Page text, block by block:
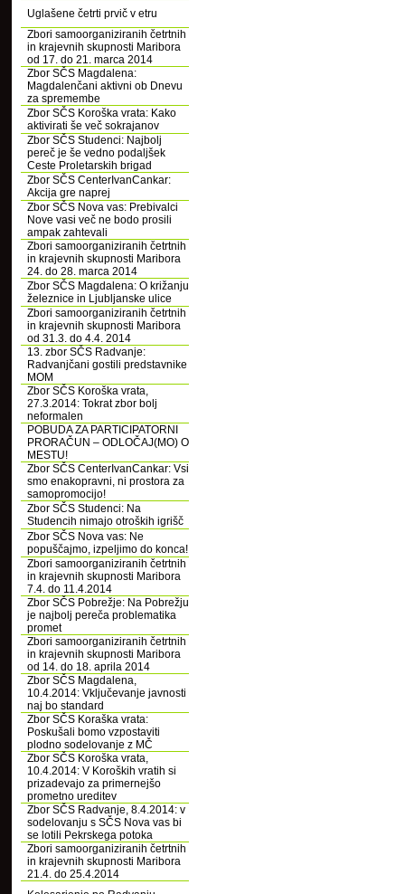
Uglašene četrti prvič v etru
Zbori samoorganiziranih četrtnih
in krajevnih skupnosti Maribora
od 17. do 21. marca 2014
Zbor SČS Magdalena:
Magdalenčani aktivni ob Dnevu
za spremembe
Zbor SČS Koroška vrata: Kako
aktivirati še več sokrajanov
Zbor SČS Studenci: Najbolj
pereč je še vedno podaljšek
Ceste Proletarskih brigad
Zbor SČS CenterIvanCankar:
Akcija gre naprej
Zbor SČS Nova vas: Prebivalci
Nove vasi več ne bodo prosili
ampak zahtevali
Zbori samoorganiziranih četrtnih
in krajevnih skupnosti Maribora
24. do 28. marca 2014
Zbor SČS Magdalena: O križanju
železnice in Ljubljanske ulice
Zbori samoorganiziranih četrtnih
in krajevnih skupnosti Maribora
od 31.3. do 4.4. 2014
13. zbor SČS Radvanje:
Radvanjčani gostili predstavnike
MOM
Zbor SČS Koroška vrata,
27.3.2014: Tokrat zbor bolj
neformalen
POBUDA ZA PARTICIPATORNI
PRORAČUN – ODLOČAJ(MO) O
MESTU!
Zbor SČS CenterIvanCankar: Vsi
smo enakopravni, ni prostora za
samopromocijo!
Zbor SČS Studenci: Na
Studencih nimajo otroških igrišč
Zbor SČS Nova vas: Ne
popuščajmo, izpeljimo do konca!
Zbori samoorganiziranih četrtnih
in krajevnih skupnosti Maribora
7.4. do 11.4.2014
Zbor SČS Pobrežje: Na Pobrežju
je najbolj pereča problematika
promet
Zbori samoorganiziranih četrtnih
in krajevnih skupnosti Maribora
od 14. do 18. aprila 2014
Zbor SČS Magdalena,
10.4.2014: Vključevanje javnosti
naj bo standard
Zbor SČS Koraška vrata:
Poskušali bomo vzpostaviti
plodno sodelovanje z MČ
Zbor SČS Koroška vrata,
10.4.2014: V Koroških vratih si
prizadevajo za primernejšo
prometno ureditev
Zbor SČS Radvanje, 8.4.2014: v
sodelovanju s SČS Nova vas bi
se lotili Pekrskega potoka
Zbori samoorganiziranih četrtnih
in krajevnih skupnosti Maribora
21.4. do 25.4.2014